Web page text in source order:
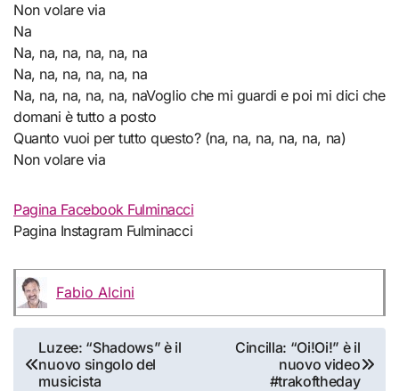
Non volare via
Na
Na, na, na, na, na, na
Na, na, na, na, na, na
Na, na, na, na, na, naVoglio che mi guardi e poi mi dici che
domani è tutto a posto
Quanto vuoi per tutto questo? (na, na, na, na, na, na)
Non volare via
Pagina Facebook Fulminacci
Pagina Instagram Fulminacci
Fabio Alcini
Navigazione
articoli
Luzee: “Shadows” è il
nuovo singolo del
musicista
Cincilla: “Oi!Oi!” è il
nuovo video
#trakoftheday